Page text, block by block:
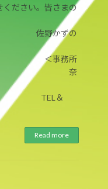
ください。皆さまの
の
所
奈
Read more